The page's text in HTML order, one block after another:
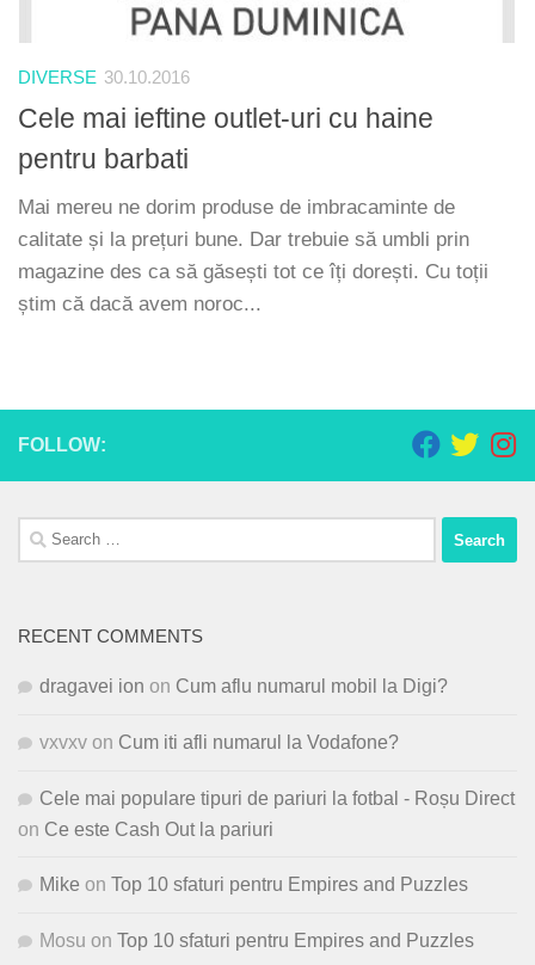
DIVERSE 30.10.2016
Cele mai ieftine outlet-uri cu haine
pentru barbati
Mai mereu ne dorim produse de imbracaminte de
calitate și la prețuri bune. Dar trebuie să umbli prin
magazine des ca să găsești tot ce îți dorești. Cu toții
știm că dacă avem noroc...
FOLLOW:
Search
for:
RECENT COMMENTS
dragavei ion on Cum aflu numarul mobil la Digi?
vxvxv on Cum iti afli numarul la Vodafone?
Cele mai populare tipuri de pariuri la fotbal - Roșu Direct
on Ce este Cash Out la pariuri
Mike on Top 10 sfaturi pentru Empires and Puzzles
Mosu on Top 10 sfaturi pentru Empires and Puzzles